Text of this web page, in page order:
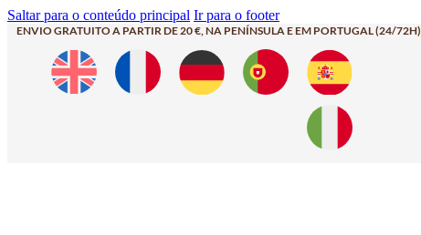
Saltar para o conteúdo principal Ir para o footer
ENVIO GRATUITO A PARTIR DE 20 €, NA PENÍNSULA E EM PORTUGAL (24/72H)